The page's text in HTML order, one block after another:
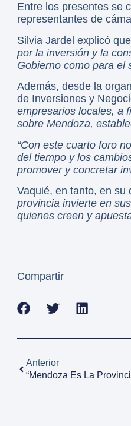
Entre los presentes se
representantes de
Silvia Jardel explicó que
por la inversión y la
Gobierno como para el
Además, desde la
de Inversiones y
empresarios locales, a
sobre Mendoza,
“Con este cuarto foro
del tiempo y los
promover y concretar
Vaquié, en tanto, en su
provincia invierte en
quienes creen y
Compartir
Anterior